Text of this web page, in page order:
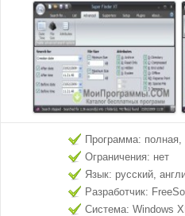
Программа: полная,
Ограничения: нет
Язык: русский,
Разработчик:
Система: Windows